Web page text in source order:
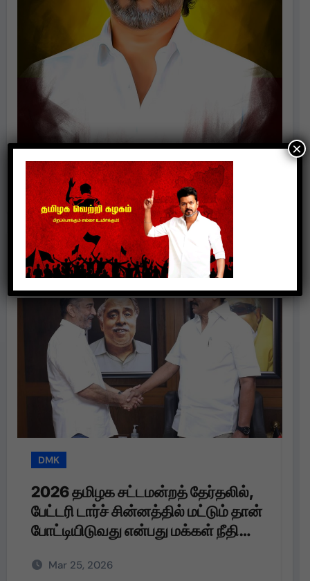
Politics
DMK
2026 தமிழக சட்டமன்றத் தேர்தலில்,
பேட்டரி டார்ச் சின்னத்தில் மட்டும் தான்
போட்டியிடுவது என்பது மக்கள் நீதி
என்பது எங்களுக்கு வெறும்
Mar 25, 2026
×